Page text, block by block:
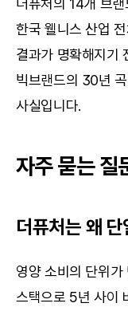
더퓨처의 14개 브
한국 웰니스 산업
결과가 명확해지기
빅브랜드의 30년
사실입니다.
자주 묻는 질
더퓨처는 왜
영양 소비의 단위가
스택으로 5년 사이